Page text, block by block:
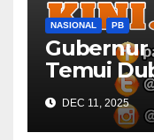
NASIONAL PB
Gubernur
Temui
Bahas
DEC 11, 2025